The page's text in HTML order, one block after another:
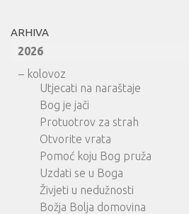
ARHIVA
2026
– kolovoz
Utjecati na naraštaje
Bog je jači
Protuotrov za strah
Otvorite vrata
Pomoć koju Bog pruža
Uzdati se u Boga
Živjeti u nedužnosti
Božja Bolja domovina